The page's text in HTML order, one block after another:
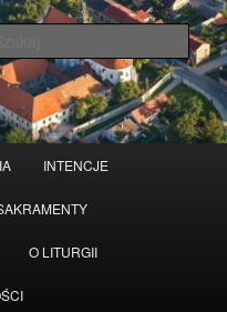
INTENCJE
O LITURGII
więcej odrzuć